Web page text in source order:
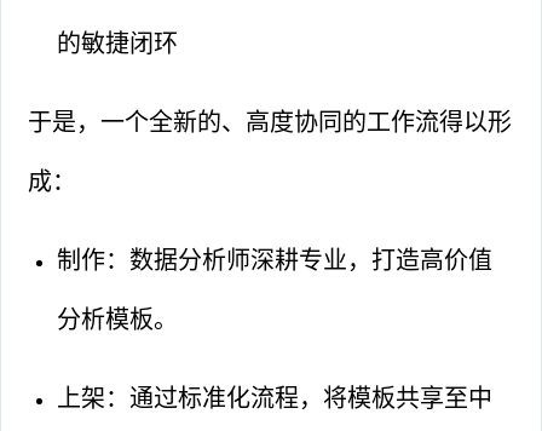
的敏捷闭环
于是，一个全新的、高度协同的工作流得以形
成：
制作：数据分析师深耕专业，打造高价值
分析模板。
上架：通过标准化流程，将模板共享至中